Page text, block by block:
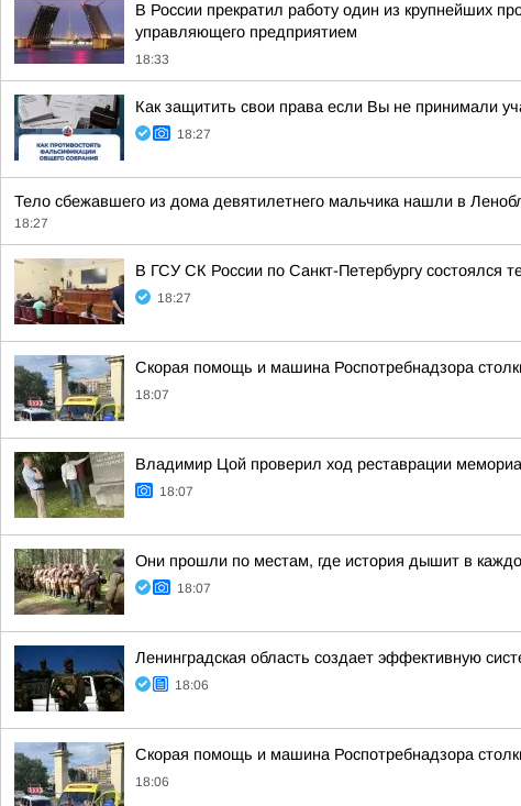
В России прекратил работу один из крупнейших
управляющего предприятием
18:33
Как защитить свои права если Вы не принимали
18:27
Тело сбежавшего из дома девятилетнего мальчика нашли в
18:27
В ГСУ СК России по Санкт-Петербургу состоялся
18:27
Скорая помощь и машина Роспотребнадзора
18:07
Владимир Цой проверил ход реставрации
18:07
Они прошли по местам, где история дышит в
18:07
Ленинградская область создает эффективную
18:06
Скорая помощь и машина Роспотребнадзора
18:06